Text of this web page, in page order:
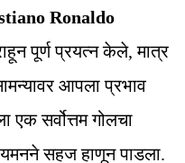
Ronaldo
पूर्ण प्रयत्न केले, मात्र
आपला प्रभाव
एक सर्वोत्तम गोलचा
सहज हाणून पाडला.